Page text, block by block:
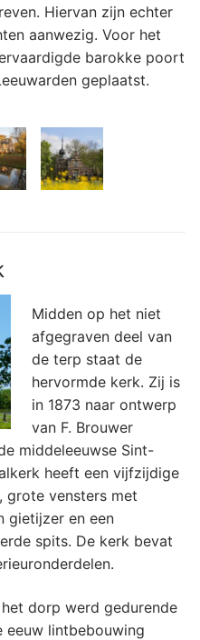
Hiervan zijn echter
aanwezig. Voor het
barokke poort
geplaatst.
Midden op het niet
afgegraven deel van
de terp staat de
hervormde kerk. Zij is
in 1873 naar ontwerp
van F. Brouwer
middeleeuwse Sint-
heeft een vijfzijdige
grote vensters met
gietijzer en een
spits. De kerk bevat
dorp werd gedurende
eeuw lintbebouwing